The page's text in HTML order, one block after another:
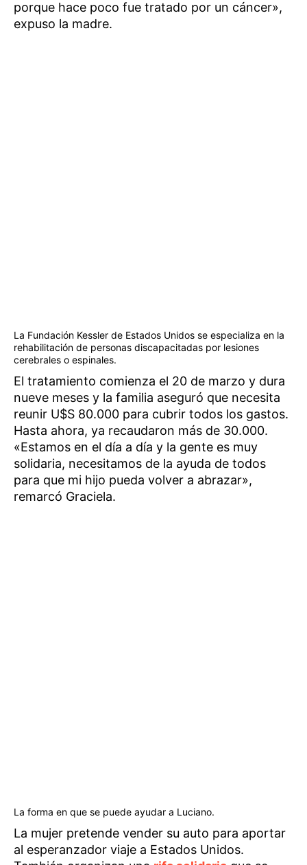
porque hace poco fue tratado por un cáncer»,
expuso la madre.
La Fundación Kessler de Estados Unidos se especializa en la
rehabilitación de personas discapacitadas por lesiones
cerebrales o espinales.
El tratamiento comienza el 20 de marzo y dura
nueve meses y la familia aseguró que necesita
reunir U$S 80.000 para cubrir todos los gastos.
Hasta ahora, ya recaudaron más de 30.000.
«Estamos en el día a día y la gente es muy
solidaria, necesitamos de la ayuda de todos
para que mi hijo pueda volver a abrazar»,
remarcó Graciela.
La forma en que se puede ayudar a Luciano.
La mujer pretende vender su auto para aportar
al esperanzador viaje a Estados Unidos.